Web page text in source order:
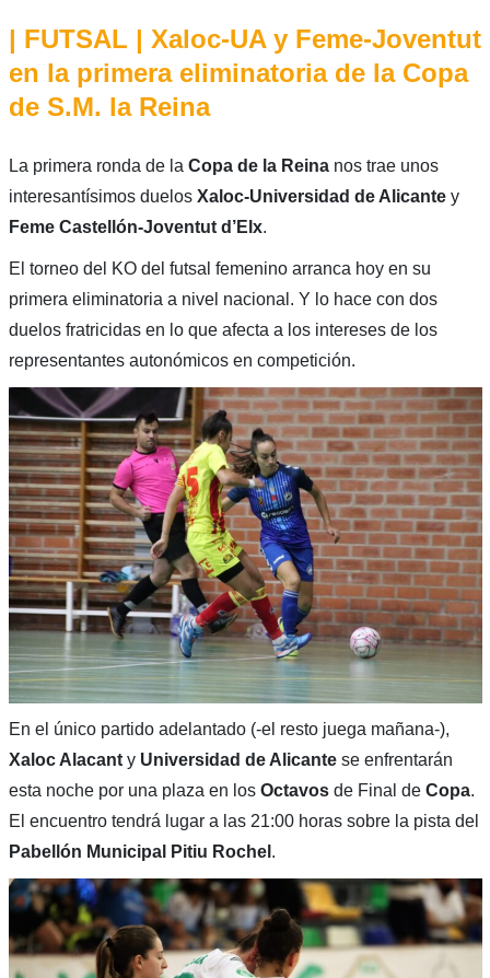
| FUTSAL | Xaloc-UA y Feme-Joventut
en la primera eliminatoria de la Copa
de S.M. la Reina
La primera ronda de la Copa de la Reinanos trae unos
interesantísimos duelos Xaloc-Universidad de Alicantey
Feme Castellón-Joventut d’Elx.
El torneo del KO del futsal femenino arranca hoy en su
primera eliminatoria a nivel nacional. Y lo hace con dos
duelos fratricidas en lo que afecta a los intereses de los
representantes autonómicos en competición.
En el único partido adelantado (-el resto juega mañana-),
Xaloc Alacanty Universidad de Alicantese enfrentarán
esta noche por una plaza en los Octavos de Final de Copa.
El encuentro tendrá lugar a las 21:00 horas sobre la pista del
Pabellón Municipal Pitiu Rochel .